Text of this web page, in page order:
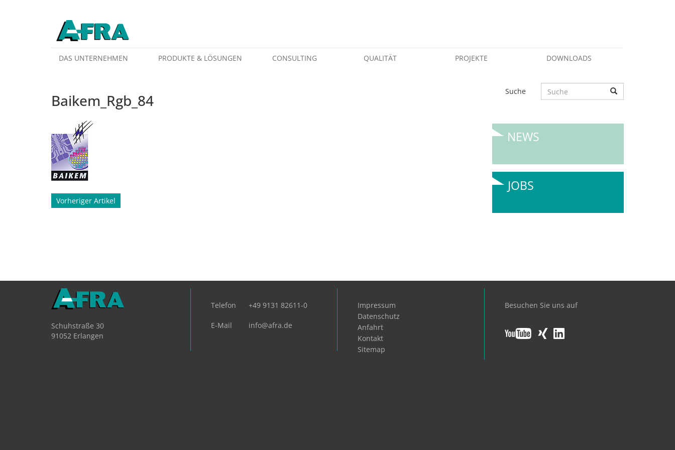
DAS UNTERNEHMEN PRODUKTE & LÖSUNGEN CONSULTING QUALITÄT PROJEKTE DOWNLOADS
Baikem_Rgb_84
Beitragsnavigation
Vorheriger Artikel
Suche
NEWS
JOBS
Schuhstraße 30
91052 Erlangen
Telefon +49 9131 82611-0
E-Mail info@afra.de
Impressum
Datenschutz
Anfahrt
Kontakt
Sitemap
Besuchen Sie uns auf